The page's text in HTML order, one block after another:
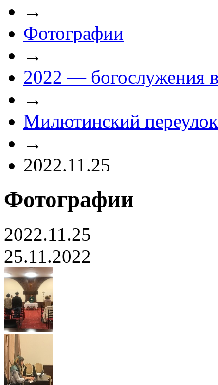
→
Фотографии
→
2022 — богослужения
→
Милютинский
→
2022.11.25
Фотографии
2022.11.25
25.11.2022